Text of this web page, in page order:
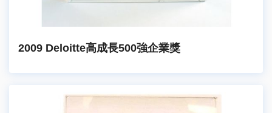
2009 Deloitte高成長500強企業獎